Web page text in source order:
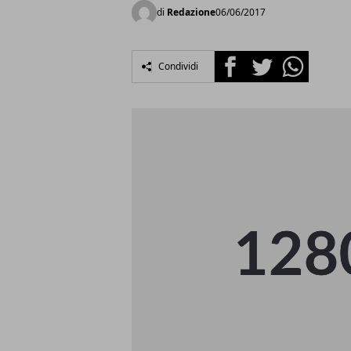
di Redazione06/06/2017
Condividi FacebookTwitterWhatsapp